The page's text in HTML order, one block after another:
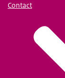
Contact